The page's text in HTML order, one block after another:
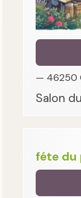
— 46250
Salon
féte du